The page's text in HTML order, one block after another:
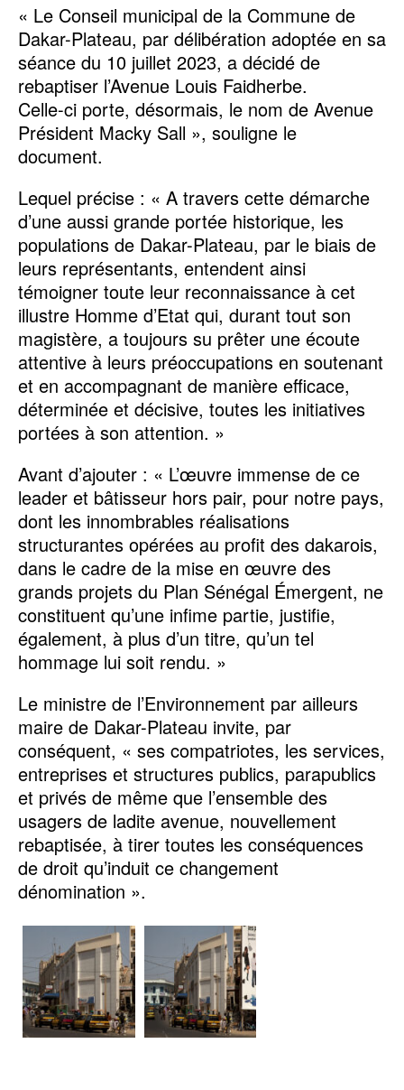
« Le Conseil municipal de la Commune de
Dakar-Plateau, par délibération adoptée en sa
séance du 10 juillet 2023, a décidé de
rebaptiser l’Avenue Louis Faidherbe.
Celle-ci porte, désormais, le nom de Avenue
Président Macky Sall », souligne le
document.
Lequel précise : « A travers cette démarche
d’une aussi grande portée historique, les
populations de Dakar-Plateau, par le biais de
leurs représentants, entendent ainsi
témoigner toute leur reconnaissance à cet
illustre Homme d’Etat qui, durant tout son
magistère, a toujours su prêter une écoute
attentive à leurs préoccupations en soutenant
et en accompagnant de manière efficace,
déterminée et décisive, toutes les initiatives
portées à son attention. »
Avant d’ajouter : « L’œuvre immense de ce
leader et bâtisseur hors pair, pour notre pays,
dont les innombrables réalisations
structurantes opérées au profit des dakarois,
dans le cadre de la mise en œuvre des
grands projets du Plan Sénégal Émergent, ne
constituent qu’une infime partie, justifie,
également, à plus d’un titre, qu’un tel
hommage lui soit rendu. »
Le ministre de l’Environnement par ailleurs
maire de Dakar-Plateau invite, par
conséquent, « ses compatriotes, les services,
entreprises et structures publics, parapublics
et privés de même que l’ensemble des
usagers de ladite avenue, nouvellement
rebaptisée, à tirer toutes les conséquences
de droit qu’induit ce changement
dénomination ».